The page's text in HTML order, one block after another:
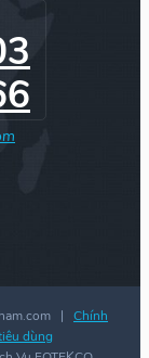
| Chính
dùng